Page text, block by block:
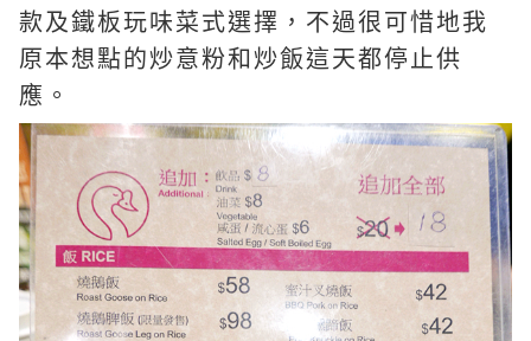
款及鐵板玩味菜式選擇，不過很可惜地我
原本想點的炒意粉和炒飯這天都停止供
應。